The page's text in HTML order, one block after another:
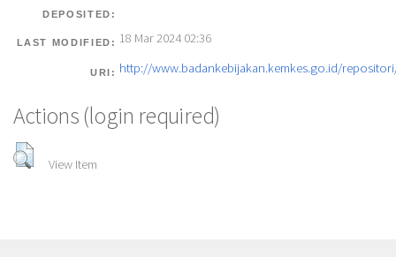
DEPOSITED:
LAST MODIFIED: 18 Mar 2024 02:36
URI: http://www.badankebijakan.kemkes.go.id/
Actions (login required)
View Item